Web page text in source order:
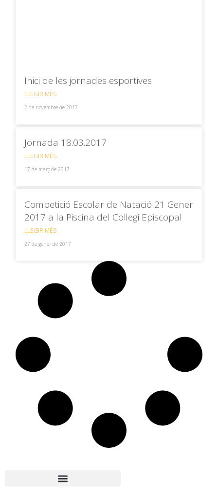
Inici de les jornades esportives
LLEGIR MÉS
2 de novembre de 2017
Jornada 18.03.2017
LLEGIR MÉS
17 de març de 2017
Competició Escolar de Natació 21 Gener
2017 a la Piscina del Col·legi Episcopal
LLEGIR MÉS
27 de gener de 2017